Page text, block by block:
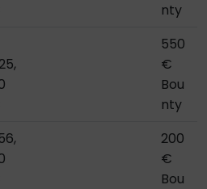
nty
550
€
Bou
nty
200
€
Bou